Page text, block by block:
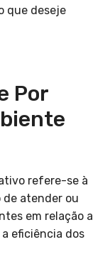
que deseje
Por
refere-se à
de atender ou
em relação a
eficiência dos